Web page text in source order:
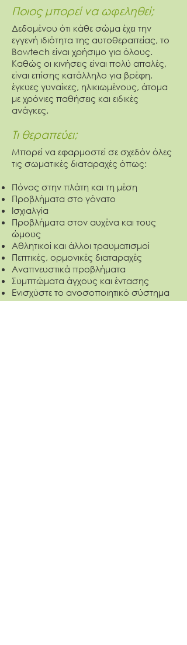
Ποιος μπορεί να ωφεληθεί;
Δεδομένου ότι κάθε σώμα έχει την
εγγενή ιδιότητα της αυτοθεραπείας, το
Bowtech είναι χρήσιμο για όλους.
Καθώς οι κινήσεις είναι πολύ απαλές,
είναι επίσης κατάλληλο για βρέφη,
έγκυες γυναίκες, ηλικιωμένους, άτομα
με χρόνιες παθήσεις και ειδικές
ανάγκες.
Τι θεραπεύει;
Μπορεί να εφαρμοστεί σε σχεδόν όλες
τις σωματικές διαταραχές όπως:
Πόνος στην πλάτη και τη μέση
Προβλήματα στο γόνατο
Ισχιαλγία
Προβλήματα στον αυχένα και τους
ώμους
Αθλητικοί και άλλοι τραυματισμοί
Πεπτικές, ορμονικές διαταραχές
Αναπνευστικά προβλήματα
Συμπτώματα άγχους και έντασης
Ενισχύστε το ανοσοποιητικό σύστημα